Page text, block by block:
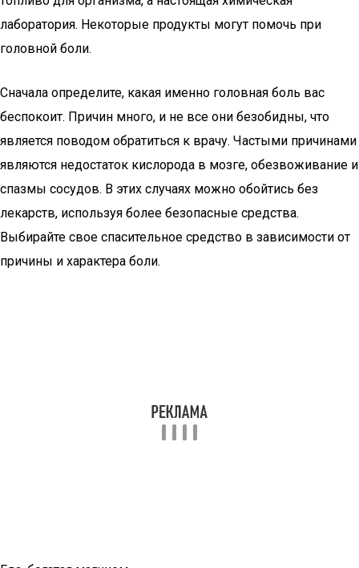
лаборатория. Некоторые продукты могут помочь при
головной боли.
Сначала определите, какая именно головная боль вас
беспокоит. Причин много, и не все они безобидны, что
является поводом обратиться к врачу. Частыми причинами
являются недостаток кислорода в мозге, обезвоживание и
спазмы сосудов. В этих случаях можно обойтись без
лекарств, используя более безопасные средства.
Выбирайте свое спасительное средство в зависимости от
причины и характера боли.